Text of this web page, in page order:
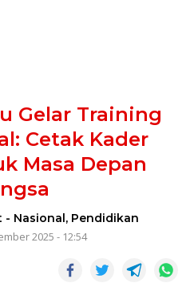
Gelar Training
Cetak Kader
Masa Depan
- Nasional, Pendidikan
2025 - 12:54